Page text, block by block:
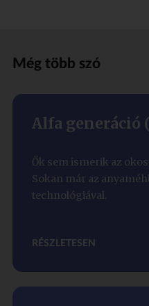
Még több szó
Alfa generáció
Ők sem ismerik az
Sokan már az
technológiával.
RÉSZLETESEN